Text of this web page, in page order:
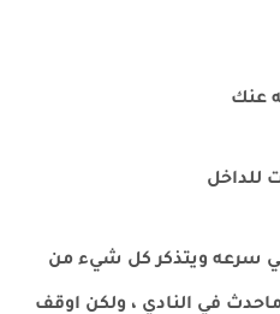
عنك
للداخل
سرعه ويتذكر كل شيء من
ماحدث في النادي ، ولكن اوقف